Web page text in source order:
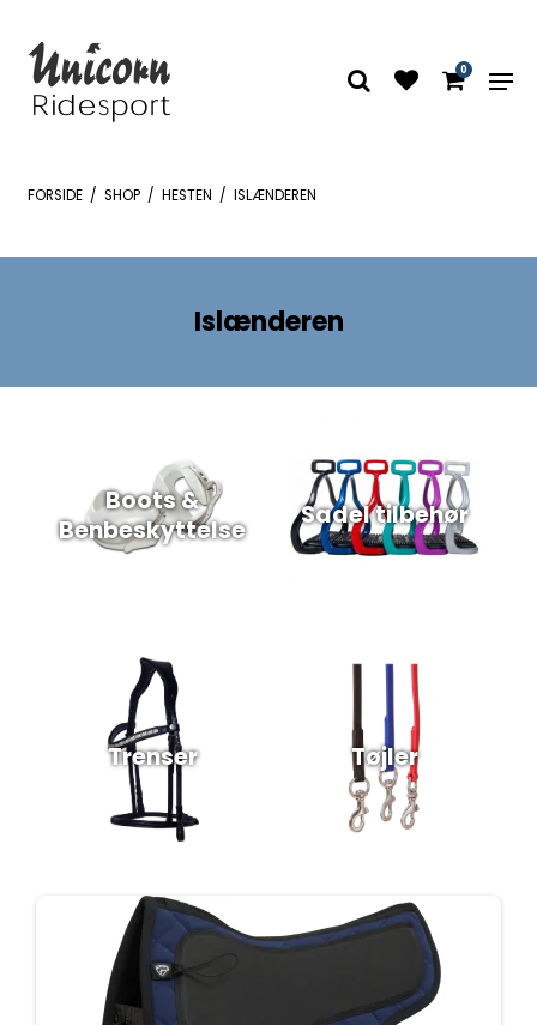
0
FORSIDE / SHOP / HESTEN / ISLÆNDEREN
Islænderen
Boots &
Benbeskyttelse
Sadel tilbehør
Trenser Tøjler